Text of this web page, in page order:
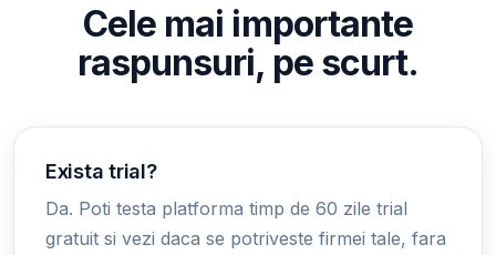
Cele mai importante
raspunsuri, pe scurt.
Exista trial?
Da. Poti testa platforma timp de 60 zile trial
gratuit si vezi daca se potriveste firmei tale, fara